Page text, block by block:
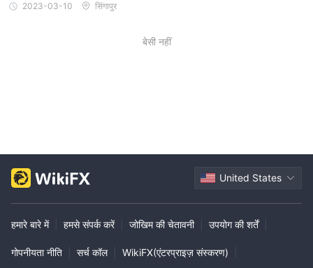
2023-03-10 सिंगापुर
बेसी नहीं
United States
हमारे बारे में हमसे संपर्क करें जोखिम की चेतावनी उपयोग की शर्तें
गोपनीयता नीति सर्च कॉल WikiFX(एंटरप्राइज़ संस्करण)